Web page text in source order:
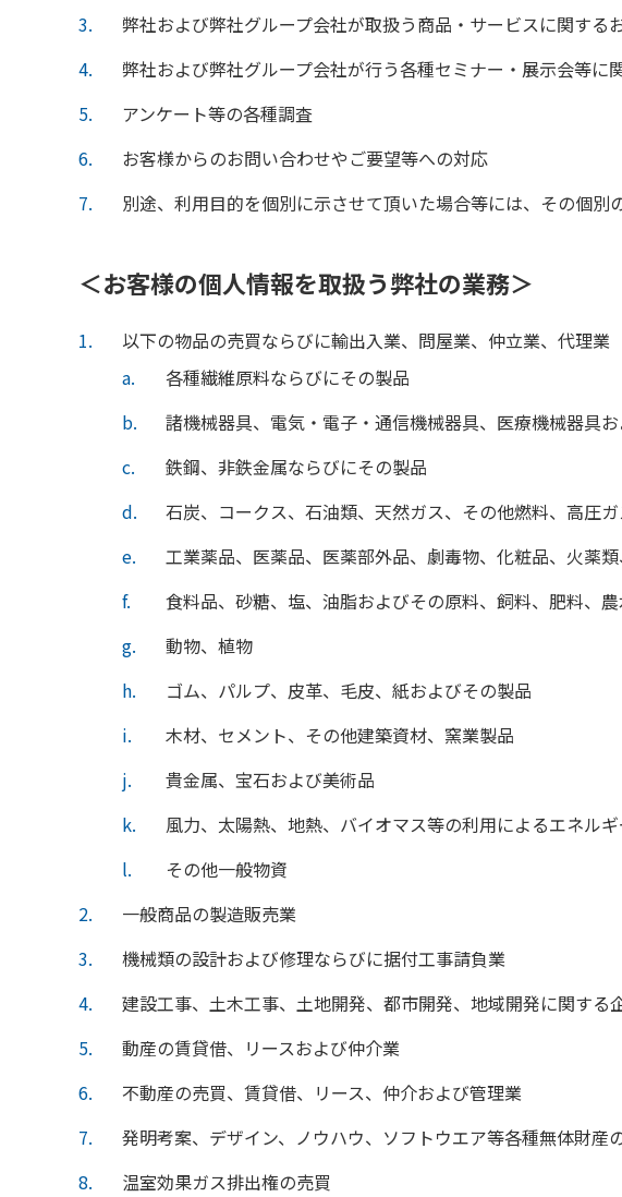
3
弊社および弊社グループ会社が取扱う商品・サービスに関する
4
弊社および弊社グループ会社が行う各種セミナー・展示会等に
5
アンケート等の各種調査
6
お客様からのお問い合わせやご要望等への対応
7
別途、利用目的を個別に示させて頂いた場合等には、その個別
＜お客様の個人情報を取扱う弊社の業務＞
1
以下の物品の売買ならびに輸出入業、問屋業、仲立業、代理業
a
各種繊維原料ならびにその製品
b
諸機械器具、電気・電子・通信機械器具、医療機械器具
c
鉄鋼、非鉄金属ならびにその製品
d
石炭、コークス、石油類、天然ガス、その他燃料、高圧
e
工業薬品、医薬品、医薬部外品、劇毒物、化粧品、火薬
f
食料品、砂糖、塩、油脂およびその原料、飼料、肥料、
g
動物、植物
h
ゴム、パルプ、皮革、毛皮、紙およびその製品
i
木材、セメント、その他建築資材、窯業製品
j
貴金属、宝石および美術品
k
風力、太陽熱、地熱、バイオマス等の利用によるエネルギ
l
その他一般物資
2
一般商品の製造販売業
3
機械類の設計および修理ならびに据付工事請負業
4
建設工事、土木工事、土地開発、都市開発、地域開発に関する
5
動産の賃貸借、リースおよび仲介業
6
不動産の売買、賃貸借、リース、仲介および管理業
7
発明考案、デザイン、ノウハウ、ソフトウエア等各種無体財
8
温室効果ガス排出権の売買